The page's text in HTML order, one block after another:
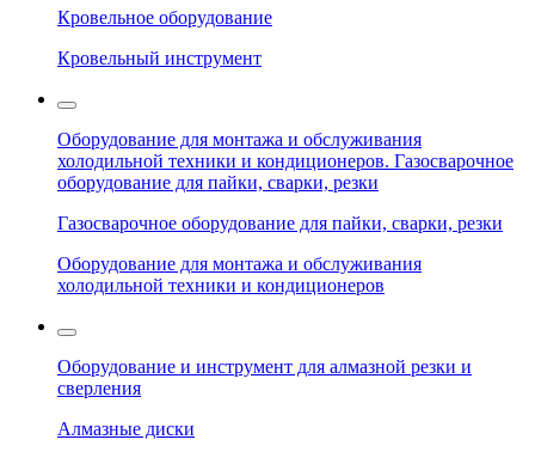
Кровельное оборудование
Кровельный инструмент
Оборудование для монтажа и обслуживания
холодильной техники и кондиционеров. Газосварочное
оборудование для пайки, сварки, резки
Газосварочное оборудование для пайки, сварки, резки
Оборудование для монтажа и обслуживания
холодильной техники и кондиционеров
Оборудование и инструмент для алмазной резки и
сверления
Алмазные диски